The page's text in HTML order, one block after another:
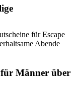
für Escape
Abende
für Männer über